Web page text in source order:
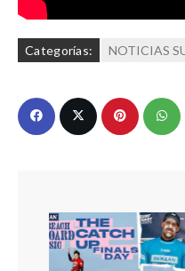
Categorías: NOTICIAS